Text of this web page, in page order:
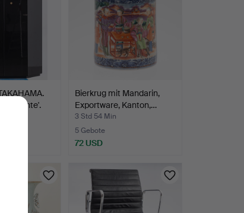
Bierkrug mit Mandarin,
Exportware, Kanton,…
3 Std 54 Min
5 Gebote
72 USD